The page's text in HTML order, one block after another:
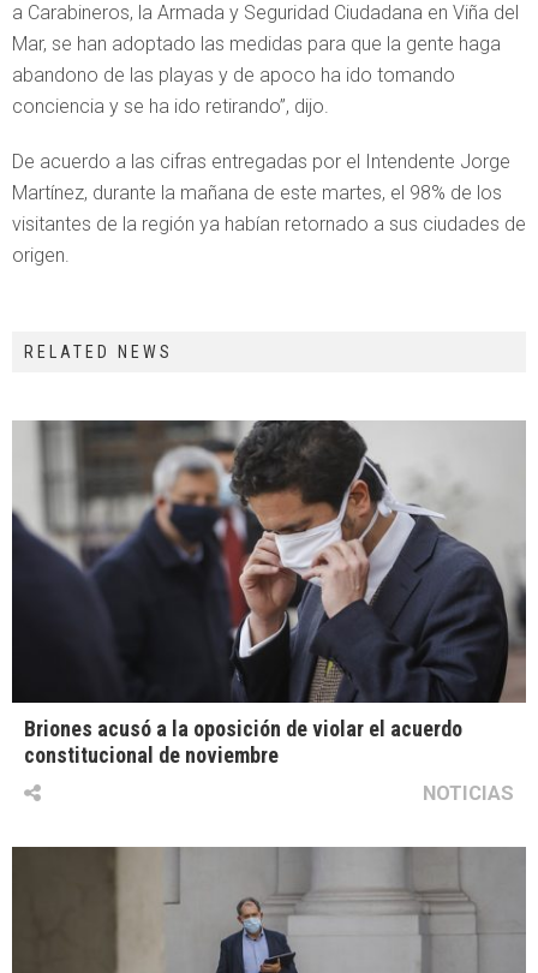
a Carabineros, la Armada y Seguridad Ciudadana en Viña del
Mar, se han adoptado las medidas para que la gente haga
abandono de las playas y de apoco ha ido tomando
conciencia y se ha ido retirando”, dijo.
De acuerdo a las cifras entregadas por el Intendente Jorge
Martínez, durante la mañana de este martes, el 98% de los
visitantes de la región ya habían retornado a sus ciudades de
origen.
RELATED NEWS
Briones acusó a la oposición de violar el acuerdo
constitucional de noviembre
NOTICIAS